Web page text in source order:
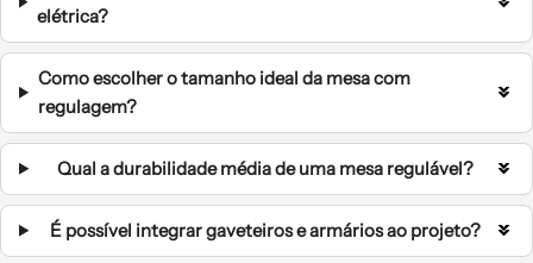
elétrica?
Como escolher o tamanho ideal da mesa com
regulagem?
Qual a durabilidade média de uma mesa regulável?
É possível integrar gaveteiros e armários ao projeto?